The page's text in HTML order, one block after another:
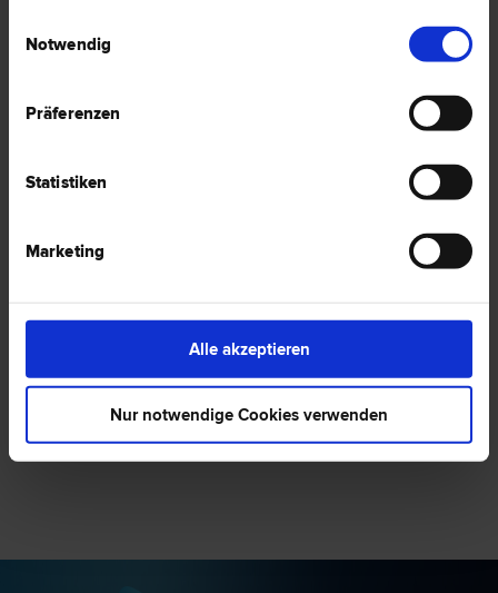
Notwendig
Präferenzen
Statistiken
Marketing
Alle akzeptieren
Nur notwendige Cookies verwenden
Dr. Johann Georg FANKHAUSER, BA
Schadenersatz- und Gewährleistungs­recht | Versicherungs­recht |
6271 Uderns
0 Bewertungen